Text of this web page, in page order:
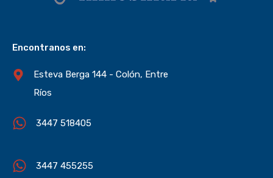
Encontranos en:
Esteva Berga 144 - Colón, Entre
Ríos
3447 518405
3447 455255